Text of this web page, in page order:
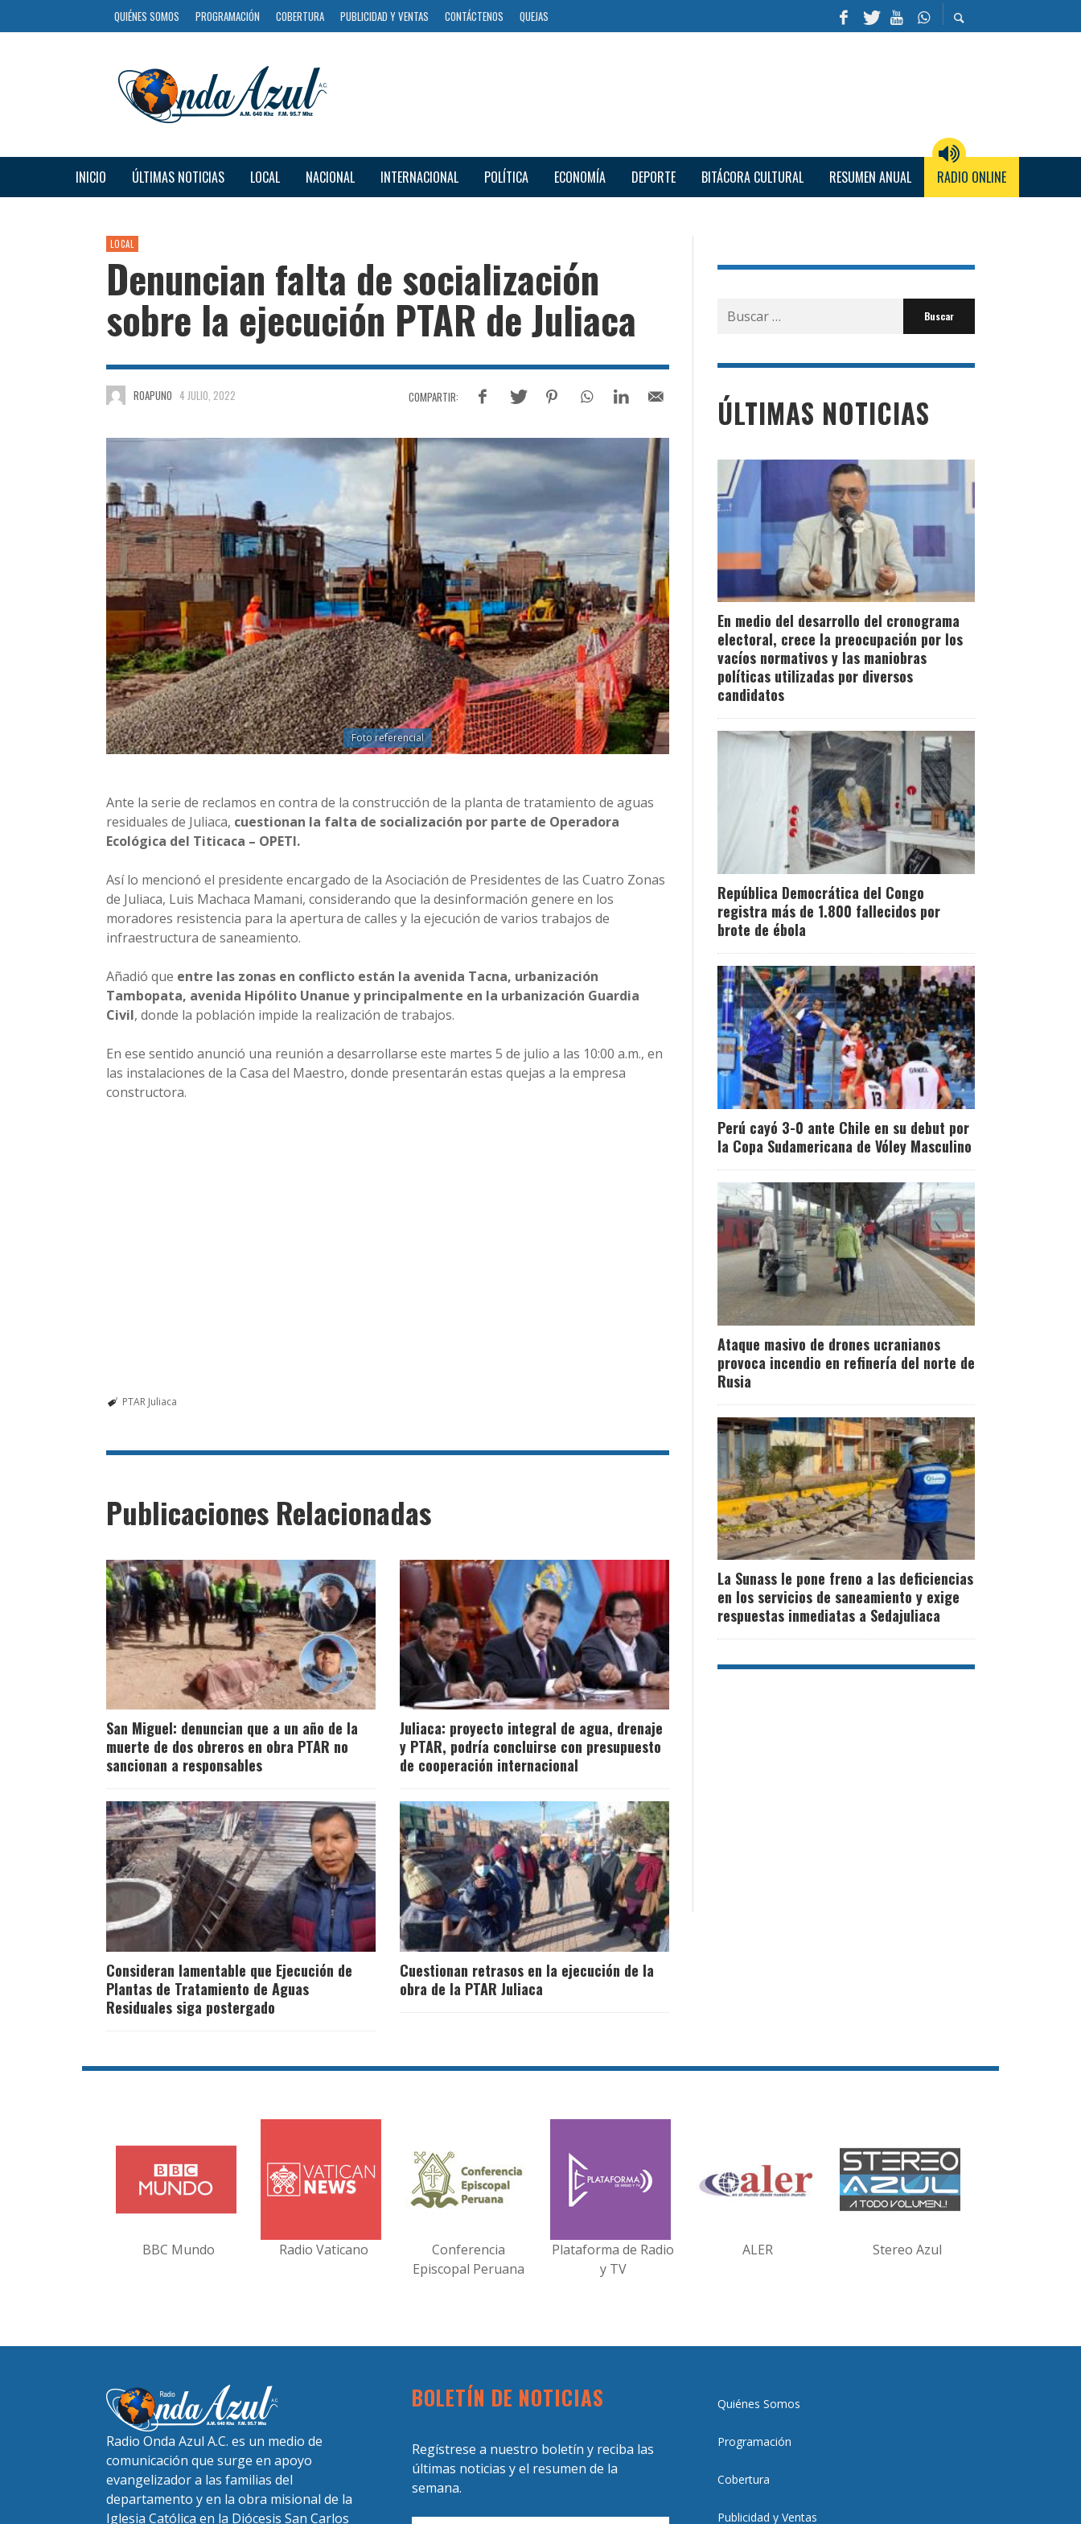
QUIÉNES SOMOS PROGRAMACIÓN COBERTURA PUBLICIDAD Y VENTAS CONTÁCTENOS QUEJAS
INICIO ÚLTIMAS NOTICIAS LOCAL NACIONAL INTERNACIONAL POLÍTICA ECONOMÍA DEPORTE BITÁCORA CULTURAL RESUMEN ANUAL RADIO ONLINE
LOCAL
Denuncian falta de socialización
sobre la ejecución PTAR de Juliaca
ROAPUNO 4 JULIO, 2022
Foto referencial
Ante la serie de reclamos en contra de la construcción de la planta de tratamiento de aguas
residuales de Juliaca, cuestionan la falta de socialización por parte de Operadora
Ecológica del Titicaca – OPETI.
Así lo mencionó el presidente encargado de la Asociación de Presidentes de las Cuatro Zonas
de Juliaca, Luis Machaca Mamani, considerando que la desinformación genere en los
moradores resistencia para la apertura de calles y la ejecución de varios trabajos de
infraestructura de saneamiento.
Añadió que entre las zonas en conflicto están la avenida Tacna, urbanización
Tambopata, avenida Hipólito Unanue y principalmente en la urbanización Guardia
Civil, donde la población impide la realización de trabajos.
En ese sentido anunció una reunión a desarrollarse este martes 5 de julio a las 10:00 a.m., en
las instalaciones de la Casa del Maestro, donde presentarán estas quejas a la empresa
constructora.
PTAR Juliaca
Publicaciones Relacionadas
San Miguel: denuncian que a un año de la
muerte de dos obreros en obra PTAR no
sancionan a responsables
Juliaca: proyecto integral de agua, drenaje
y PTAR, podría concluirse con presupuesto
de cooperación internacional
Consideran lamentable que Ejecución de
Plantas de Tratamiento de Aguas
Residuales siga postergado
Cuestionan retrasos en la ejecución de la
obra de la PTAR Juliaca
Buscar
por:
ÚLTIMAS NOTICIAS
En medio del desarrollo del cronograma
electoral, crece la preocupación por los
vacíos normativos y las maniobras
políticas utilizadas por diversos
candidatos
República Democrática del Congo
registra más de 1.800 fallecidos por
brote de ébola
Perú cayó 3-0 ante Chile en su debut por
la Copa Sudamericana de Vóley Masculino
Ataque masivo de drones ucranianos
provoca incendio en refinería del norte de
Rusia
La Sunass le pone freno a las deficiencias
en los servicios de saneamiento y exige
respuestas inmediatas a Sedajuliaca
BBC Mundo Radio Vaticano
Conferencia
Episcopal Peruana
Plataforma de Radio
y TV
ALER Stereo Azul
Radio Onda Azul A.C. es un medio de
comunicación que surge en apoyo
evangelizador a las familias del
departamento y en la obra misional de la
Iglesia Católica en la Diócesis San Carlos
BOLETÍN DE NOTICIAS
Regístrese a nuestro boletín y reciba las
últimas noticias y el resumen de la
semana.
Quiénes Somos
Programación
Cobertura
Publicidad y Ventas